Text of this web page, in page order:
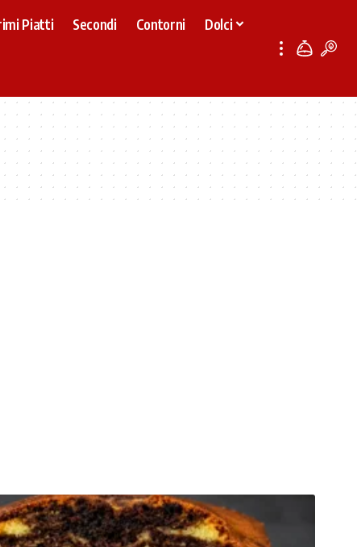
Piatti Secondi Contorni Dolci